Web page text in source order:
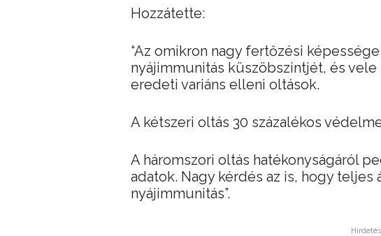
Hozzátette:
“Az omikron nagy fertőzési
nyájimmunitás küszöbszintjét, és
eredeti variáns elleni oltások.
A kétszeri oltás 30 százalékos
A háromszori oltás hatékonyságáról
adatok. Nagy kérdés az is, hogy
nyájimmunitás”.
Hirdetés